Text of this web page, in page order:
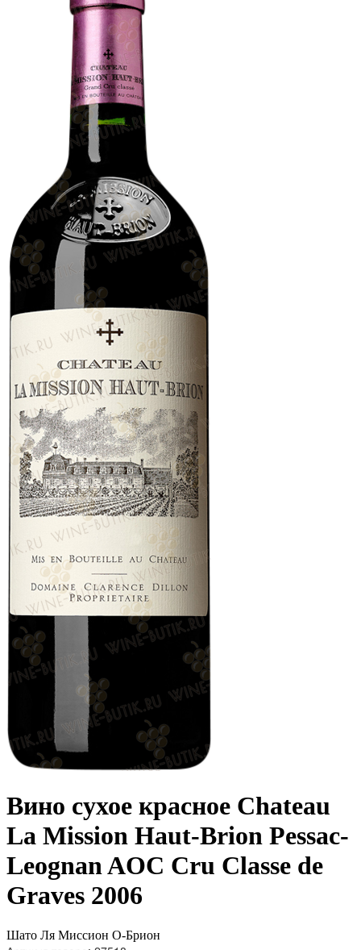
Вино сухое красное Chateau
La Mission Haut-Brion Pessac-
Leognan AOC Cru Classe de
Graves 2006
Шато Ля Миссион О-Брион